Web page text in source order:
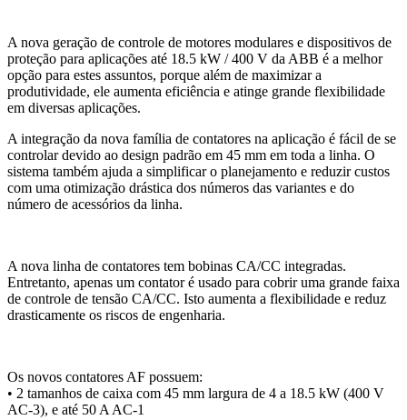
A nova geração de controle de motores modulares e dispositivos de
proteção para aplicações até 18.5 kW / 400 V da ABB é a melhor
opção para estes assuntos, porque além de maximizar a
produtividade, ele aumenta eficiência e atinge grande flexibilidade
em diversas aplicações.
A integração da nova família de contatores na aplicação é fácil de se
controlar devido ao design padrão em 45 mm em toda a linha. O
sistema também ajuda a simplificar o planejamento e reduzir custos
com uma otimização drástica dos números das variantes e do
número de acessórios da linha.
A nova linha de contatores tem bobinas CA/CC integradas.
Entretanto, apenas um contator é usado para cobrir uma grande faixa
de controle de tensão CA/CC. Isto aumenta a flexibilidade e reduz
drasticamente os riscos de engenharia.
Os novos contatores AF possuem:
• 2 tamanhos de caixa com 45 mm largura de 4 a 18.5 kW (400 V
AC-3), e até 50 A AC-1